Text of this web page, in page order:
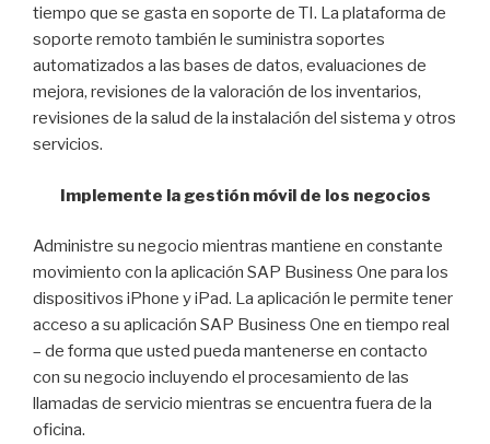
tiempo que se gasta en soporte de TI. La plataforma de
soporte remoto también le suministra soportes
automatizados a las bases de datos, evaluaciones de
mejora, revisiones de la valoración de los inventarios,
revisiones de la salud de la instalación del sistema y otros
servicios.
Implemente la gestión móvil de los negocios
Administre su negocio mientras mantiene en constante
movimiento con la aplicación SAP Business One para los
dispositivos iPhone y iPad. La aplicación le permite tener
acceso a su aplicación SAP Business One en tiempo real
– de forma que usted pueda mantenerse en contacto
con su negocio incluyendo el procesamiento de las
llamadas de servicio mientras se encuentra fuera de la
oficina.